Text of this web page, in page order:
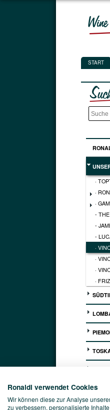
START
·
·
·
-
-
-
·
·
·
·
Ronaldi verwendet Cookies
Wir können diese zur Analyse
zu verbessern, personalisierte